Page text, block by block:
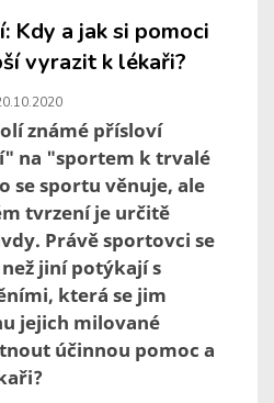
Kdy a jak si pomoci
vyrazit k lékaři?
známé přísloví
na "sportem k trvalé
se sportu věnuje, ale
tvrzení je určitě
Právě sportovci se
jiní potýkají s
která se jim
jejich milované
účinnou pomoc a